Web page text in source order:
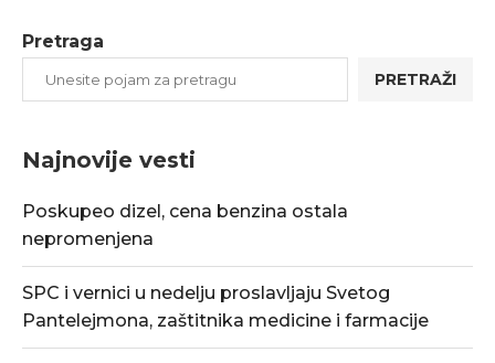
Pretraga
PRETRAŽI
Najnovije vesti
Poskupeo dizel, cena benzina ostala
nepromenjena
SPC i vernici u nedelju proslavljaju Svetog
Pantelejmona, zaštitnika medicine i farmacije